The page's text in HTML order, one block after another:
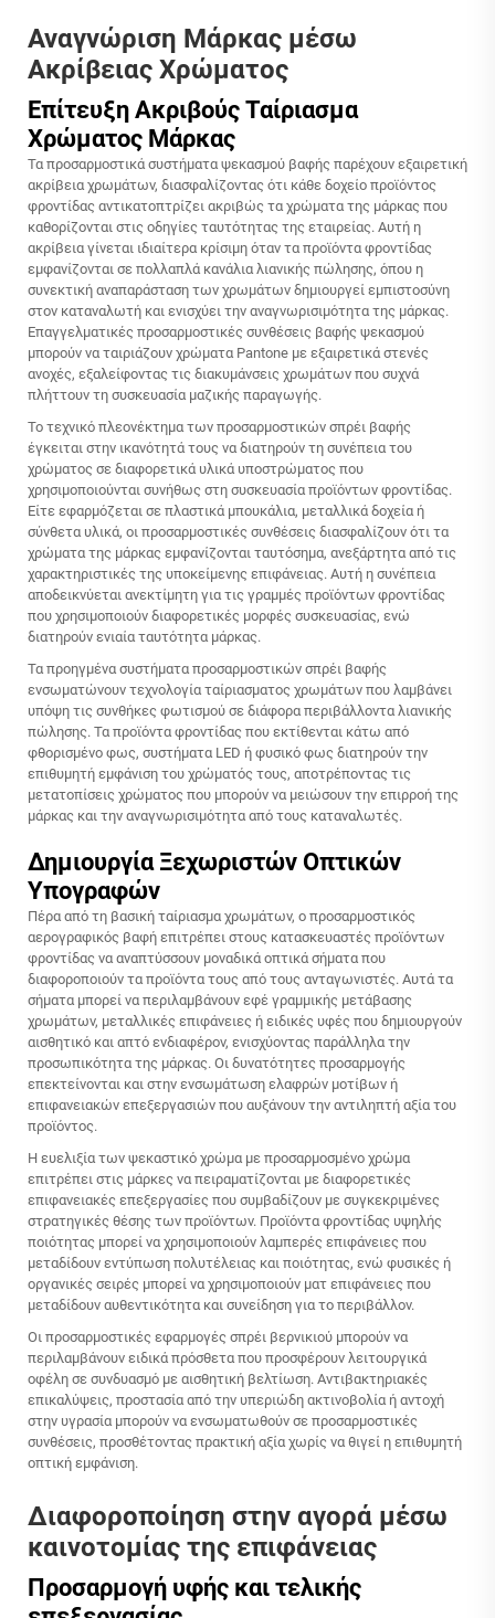
Αναγνώριση Μάρκας μέσω
Ακρίβειας Χρώματος
Επίτευξη Ακριβούς Ταίριασμα
Χρώματος Μάρκας
Τα προσαρμοστικά συστήματα ψεκασμού βαφής παρέχουν εξαιρετική
ακρίβεια χρωμάτων, διασφαλίζοντας ότι κάθε δοχείο προϊόντος
φροντίδας αντικατοπτρίζει ακριβώς τα χρώματα της μάρκας που
καθορίζονται στις οδηγίες ταυτότητας της εταιρείας. Αυτή η
ακρίβεια γίνεται ιδιαίτερα κρίσιμη όταν τα προϊόντα φροντίδας
εμφανίζονται σε πολλαπλά κανάλια λιανικής πώλησης, όπου η
συνεκτική αναπαράσταση των χρωμάτων δημιουργεί εμπιστοσύνη
στον καταναλωτή και ενισχύει την αναγνωρισιμότητα της μάρκας.
Επαγγελματικές προσαρμοστικές συνθέσεις βαφής ψεκασμού
μπορούν να ταιριάζουν χρώματα Pantone με εξαιρετικά στενές
ανοχές, εξαλείφοντας τις διακυμάνσεις χρωμάτων που συχνά
πλήττουν τη συσκευασία μαζικής παραγωγής.
Το τεχνικό πλεονέκτημα των προσαρμοστικών σπρέι βαφής
έγκειται στην ικανότητά τους να διατηρούν τη συνέπεια του
χρώματος σε διαφορετικά υλικά υποστρώματος που
χρησιμοποιούνται συνήθως στη συσκευασία προϊόντων φροντίδας.
Είτε εφαρμόζεται σε πλαστικά μπουκάλια, μεταλλικά δοχεία ή
σύνθετα υλικά, οι προσαρμοστικές συνθέσεις διασφαλίζουν ότι τα
χρώματα της μάρκας εμφανίζονται ταυτόσημα, ανεξάρτητα από τις
χαρακτηριστικές της υποκείμενης επιφάνειας. Αυτή η συνέπεια
αποδεικνύεται ανεκτίμητη για τις γραμμές προϊόντων φροντίδας
που χρησιμοποιούν διαφορετικές μορφές συσκευασίας, ενώ
διατηρούν ενιαία ταυτότητα μάρκας.
Τα προηγμένα συστήματα προσαρμοστικών σπρέι βαφής
ενσωματώνουν τεχνολογία ταίριασματος χρωμάτων που λαμβάνει
υπόψη τις συνθήκες φωτισμού σε διάφορα περιβάλλοντα λιανικής
πώλησης. Τα προϊόντα φροντίδας που εκτίθενται κάτω από
φθορισμένο φως, συστήματα LED ή φυσικό φως διατηρούν την
επιθυμητή εμφάνιση του χρώματός τους, αποτρέποντας τις
μετατοπίσεις χρώματος που μπορούν να μειώσουν την επιρροή της
μάρκας και την αναγνωρισιμότητα από τους καταναλωτές.
Δημιουργία Ξεχωριστών Οπτικών
Υπογραφών
Πέρα από τη βασική ταίριασμα χρωμάτων, ο προσαρμοστικός
αερογραφικός βαφή επιτρέπει στους κατασκευαστές προϊόντων
φροντίδας να αναπτύσσουν μοναδικά οπτικά σήματα που
διαφοροποιούν τα προϊόντα τους από τους ανταγωνιστές. Αυτά τα
σήματα μπορεί να περιλαμβάνουν εφέ γραμμικής μετάβασης
χρωμάτων, μεταλλικές επιφάνειες ή ειδικές υφές που δημιουργούν
αισθητικό και απτό ενδιαφέρον, ενισχύοντας παράλληλα την
προσωπικότητα της μάρκας. Οι δυνατότητες προσαρμογής
επεκτείνονται και στην ενσωμάτωση ελαφρών μοτίβων ή
επιφανειακών επεξεργασιών που αυξάνουν την αντιληπτή αξία του
προϊόντος.
Η ευελιξία των ψεκαστικό χρώμα με προσαρμοσμένο χρώμα
επιτρέπει στις μάρκες να πειραματίζονται με διαφορετικές
επιφανειακές επεξεργασίες που συμβαδίζουν με συγκεκριμένες
στρατηγικές θέσης των προϊόντων. Προϊόντα φροντίδας υψηλής
ποιότητας μπορεί να χρησιμοποιούν λαμπερές επιφάνειες που
μεταδίδουν εντύπωση πολυτέλειας και ποιότητας, ενώ φυσικές ή
οργανικές σειρές μπορεί να χρησιμοποιούν ματ επιφάνειες που
μεταδίδουν αυθεντικότητα και συνείδηση για το περιβάλλον.
Οι προσαρμοστικές εφαρμογές σπρέι βερνικιού μπορούν να
περιλαμβάνουν ειδικά πρόσθετα που προσφέρουν λειτουργικά
οφέλη σε συνδυασμό με αισθητική βελτίωση. Αντιβακτηριακές
επικαλύψεις, προστασία από την υπεριώδη ακτινοβολία ή αντοχή
στην υγρασία μπορούν να ενσωματωθούν σε προσαρμοστικές
συνθέσεις, προσθέτοντας πρακτική αξία χωρίς να θιγεί η επιθυμητή
οπτική εμφάνιση.
Διαφοροποίηση στην αγορά μέσω
καινοτομίας της επιφάνειας
Προσαρμογή υφής και τελικής